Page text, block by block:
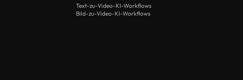
Text-zu-Video-KI-Workflows
Bild-zu-Video-KI-Workflows